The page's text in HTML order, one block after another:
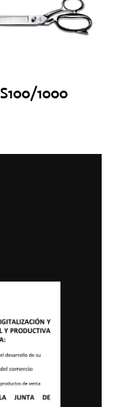
S100/1000